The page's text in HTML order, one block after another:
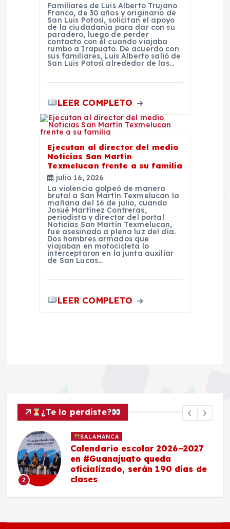
Familiares de Luis Alberto Trujano
Franco, de 30 años y originario de
San Luis Potosí, solicitan el apoyo
de la ciudadanía para dar con su
paradero, luego de perder
contacto con él cuando viajaba
rumbo a Irapuato. De acuerdo con
sus familiares, Luis Alberto salió de
San Luis Potosí alrededor de las…
LEER COMPLETO
Ejecutan al director del medio
Noticias San Martín
Texmelucan frente a su familia
julio 16, 2026
La violencia golpeó de manera
brutal a San Martín Texmelucan la
mañana del 16 de julio, cuando
Josué Martínez Contreras,
periodista y director del portal
Noticias San Martín Texmelucan,
fue asesinado a plena luz del día.
Dos hombres armados que
viajaban en motocicleta lo
interceptaron en la junta auxiliar
de San Lucas…
LEER COMPLETO
¿Te lo perdiste?
2
SALAMANCA
Calendario escolar 2026–2027
en #Guanajuato queda
oficializado, serán 190 días de
clases